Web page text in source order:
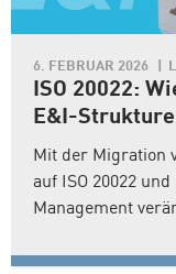
6. FEBRUAR 2026
ISO 20022:
E&I-
Mit der Migration
auf ISO 20022
Management
grundlegend. In